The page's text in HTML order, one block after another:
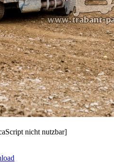
nicht nutzbar]